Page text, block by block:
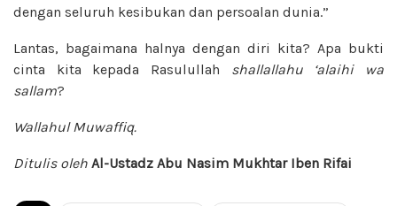
dengan seluruh kesibukan dan persoalan dunia.”
Lantas, bagaimana halnya dengan diri kita? Apa bukti
cinta kita kepada Rasulullah shallallahu ‘alaihi wa
sallam?
Wallahul Muwaffiq.
Ditulis oleh Al-Ustadz Abu Nasim Mukhtar Iben Rifai